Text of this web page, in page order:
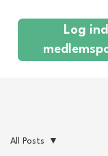
Log
All Posts